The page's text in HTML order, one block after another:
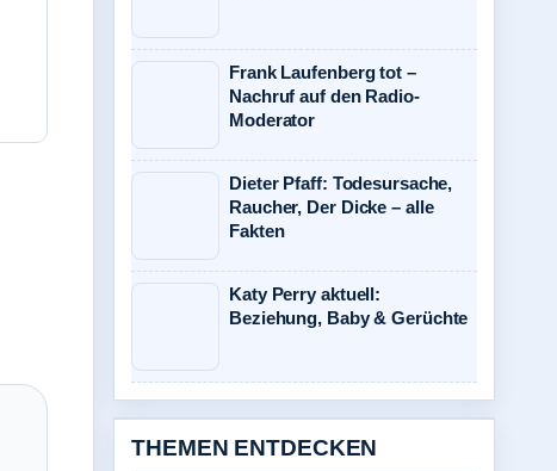
Frank Laufenberg tot –
Nachruf auf den Radio-
Moderator
Dieter Pfaff: Todesursache,
Raucher, Der Dicke – alle
Fakten
Katy Perry aktuell:
Beziehung, Baby & Gerüchte
THEMEN ENTDECKEN